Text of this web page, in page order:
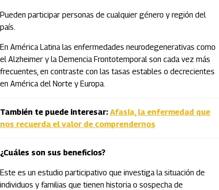
Pueden participar personas de cualquier género y región del
país.
En América Latina las enfermedades neurodegenerativas como
el Alzheimer y la Demencia Frontotemporal son cada vez más
frecuentes, en contraste con las tasas estables o decrecientes
en América del Norte y Europa.
También te puede interesar: Afasia, la enfermedad que
nos recuerda el valor de comprendernos
¿Cuáles son sus beneficios?
Este es un estudio participativo que investiga la situación de
individuos y familias que tienen historia o sospecha de